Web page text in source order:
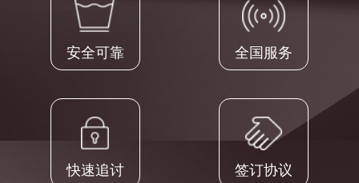
安全可靠 全国服务
快速追讨 签订协议